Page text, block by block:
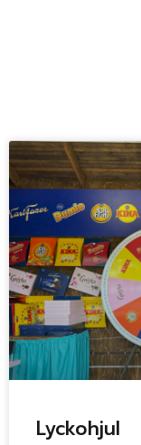
Lyckohjul